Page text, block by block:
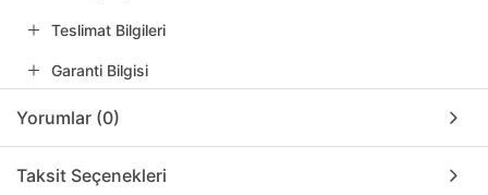
Teslimat Bilgileri
Garanti Bilgisi
Yorumlar (0)
Taksit Seçenekleri